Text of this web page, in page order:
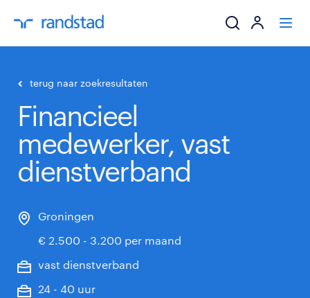
mijn carrière
terug naar zoekresultaten
Financieel
medewerker, vast
dienstverband
Groningen
€ 2.500 - 3.200 per maand
vast dienstverband
24 - 40 uur